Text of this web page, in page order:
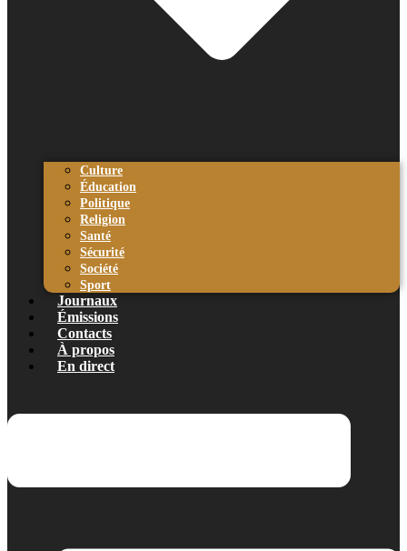
Culture
Éducation
Politique
Religion
Santé
Sécurité
Société
Sport
Journaux
Émissions
Contacts
À propos
En direct